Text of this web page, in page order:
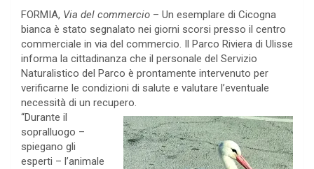
FORMIA, Via del commercio – Un esemplare di Cicogna
bianca è stato segnalato nei giorni scorsi presso il centro
commerciale in via del commercio. Il Parco Riviera di Ulisse
informa la cittadinanza che il personale del Servizio
Naturalistico del Parco è prontamente intervenuto per
verificarne le condizioni di salute e valutare l’eventuale
necessità di un recupero.
“Durante il
sopralluogo –
spiegano gli
esperti – l’animale